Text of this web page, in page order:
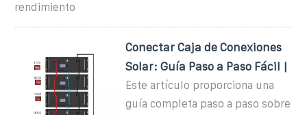
rendimiento
Conectar Caja de Conexiones
Solar: Guía Paso a Paso Fácil |
Este artículo proporciona una
guía completa paso a paso sobre